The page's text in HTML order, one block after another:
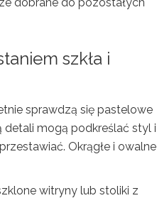
szkła i
sprawdzą się pastelowe
mogą podkreślać styl i
Okrągłe i owalne
witryny lub stoliki z